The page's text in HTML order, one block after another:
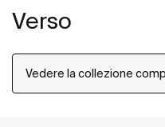
Verso
Vedere la collezione